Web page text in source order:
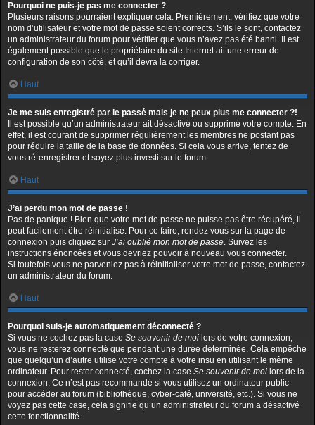
Pourquoi ne puis-je pas me connecter ?
Plusieurs raisons pourraient expliquer cela. Premièrement, vérifiez que votre
nom d’utilisateur et votre mot de passe soient corrects. S’ils le sont, contactez
un administrateur du forum pour vérifier que vous n’avez pas été banni. Il est
également possible que le propriétaire du site Internet ait une erreur de
configuration de son côté, et qu’il devra la corriger.
Haut
Je me suis enregistré par le passé mais je ne peux plus me connecter ?!
Il est possible qu’un administrateur ait désactivé ou supprimé votre compte. En
effet, il est courant de supprimer régulièrement les membres ne postant pas
pour réduire la taille de la base de données. Si cela vous arrive, tentez de
vous ré-enregistrer et soyez plus investi sur le forum.
Haut
J’ai perdu mon mot de passe !
Pas de panique ! Bien que votre mot de passe ne puisse pas être récupéré, il
peut facilement être réinitialisé. Pour ce faire, rendez vous sur la page de
connexion puis cliquez sur J’ai oublié mon mot de passe. Suivez les
instructions énoncées et vous devriez pouvoir à nouveau vous connecter.
Si toutefois vous ne parveniez pas à réinitialiser votre mot de passe, contactez
un administrateur du forum.
Haut
Pourquoi suis-je automatiquement déconnecté ?
Si vous ne cochez pas la case Se souvenir de moi lors de votre connexion,
vous ne resterez connecté que pendant une durée déterminée. Cela empêche
que quelqu’un d’autre utilise votre compte à votre insu en utilisant le même
ordinateur. Pour rester connecté, cochez la case Se souvenir de moi lors de la
connexion. Ce n’est pas recommandé si vous utilisez un ordinateur public
pour accéder au forum (bibliothèque, cyber-café, université, etc.). Si vous ne
voyez pas cette case, cela signifie qu’un administrateur du forum a désactivé
cette fonctionnalité.